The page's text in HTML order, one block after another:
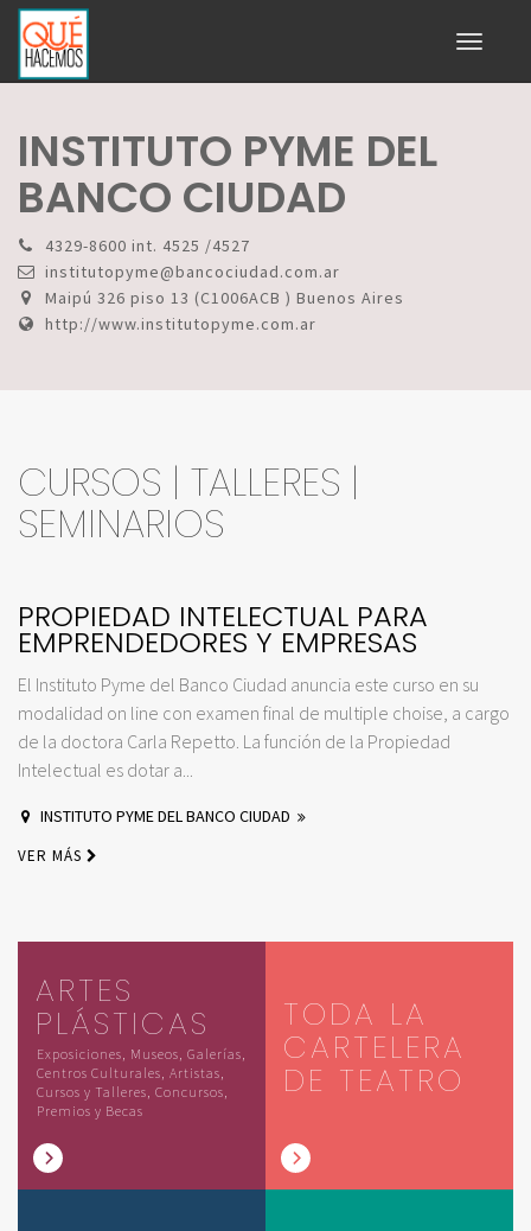
Toggle
INSTITUTO PYME DEL
BANCO CIUDAD
4329-8600 int. 4525 /4527
institutopyme@bancociudad.com.ar
Maipú 326 piso 13 (C1006ACB ) Buenos Aires
http://www.institutopyme.com.ar
CURSOS | TALLERES |
SEMINARIOS
PROPIEDAD INTELECTUAL PARA
EMPRENDEDORES Y EMPRESAS
El Instituto Pyme del Banco Ciudad anuncia este curso en su
modalidad on line con examen final de multiple choise, a cargo
de la doctora Carla Repetto. La función de la Propiedad
Intelectual es dotar a...
INSTITUTO PYME DEL BANCO CIUDAD
VER MÁS
ARTES
PLÁSTICAS
Exposiciones, Museos, Galerías,
Centros Culturales, Artistas,
Cursos y Talleres, Concursos,
Premios y Becas
TODA LA
CARTELERA
DE TEATRO